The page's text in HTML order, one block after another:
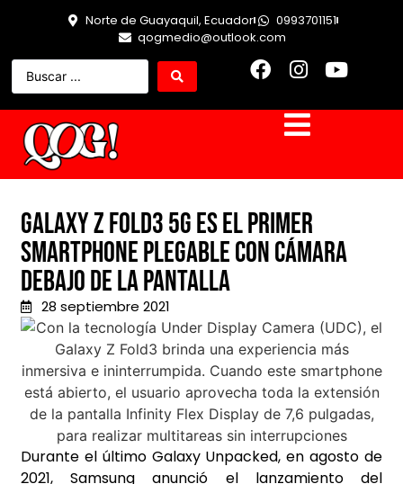
Norte de Guayaquil, Ecuador
0993701151
qogmedio@outlook.com
Galaxy Z Fold3 5G es el primer
smartphone plegable con cámara
debajo de la pantalla
28 septiembre 2021
Durante el último Galaxy Unpacked, en agosto de
2021, Samsung anunció el lanzamiento del